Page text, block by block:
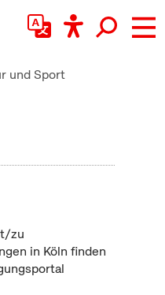
und Sport
zu
in Köln finden